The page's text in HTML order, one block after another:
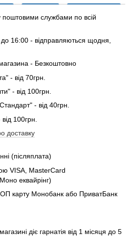
поштовими службами по всій
16:00 - відправляються щодня,
- Безкоштовно
- від 70грн.
- від 100грн.
- від 40грн.
100грн.
доставку
(післяплата)
VISA, MasterCard
еквайрінг)
карту Монобанк або ПриватБанк
діє гарнатія від 1 місяця до 5